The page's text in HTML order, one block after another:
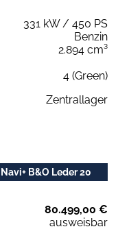
331 kW / 450 PS
Benzin
2.894 cm³
4 (Green)
Zentrallager
B&O Leder 20
80.499,00 €
ausweisbar